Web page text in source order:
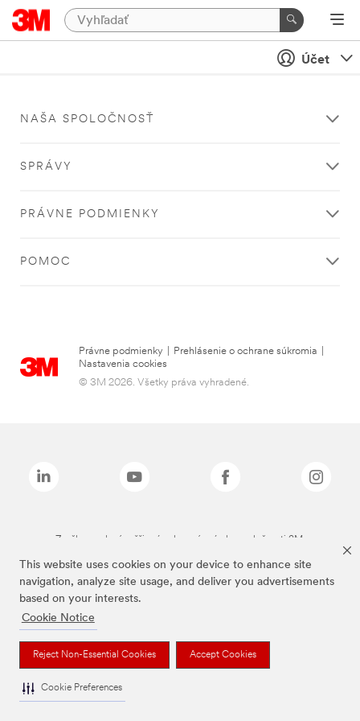
This website uses cookies on your device to enhance site
navigation, analyze site usage, and deliver you advertisements
based on your interests.
Cookie Notice
Reject Non-Essential Cookies Accept Cookies
Cookie Preferences
Účet
NAŠA SPOLOČNOSŤ
SPRÁVY
PRÁVNE PODMIENKY
POMOC
Právne podmienky Prehlásenie o ochrane súkromia
Nastavenia cookies
© 3M 2026. Všetky práva vyhradené.
Značky uvedené vyššie sú ochranné známky spoločnosti 3M.